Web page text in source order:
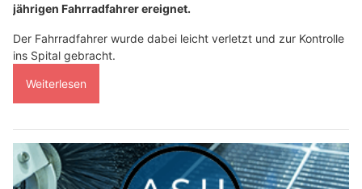
jährigen Fahrradfahrer ereignet.
Der Fahrradfahrer wurde dabei leicht verletzt und zur Kontrolle
ins Spital gebracht.
Weiterlesen